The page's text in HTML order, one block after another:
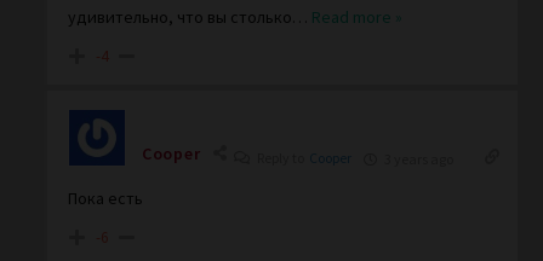
удивительно, что вы столько… Read more »
-4
Cooper Cooper
Пока есть
-6